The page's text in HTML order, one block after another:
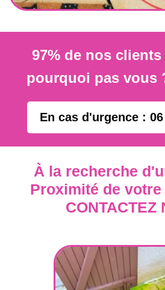
97% de nos
pourquoi pas vous
En cas d'urgence : 06
À la recherche
Proximité de
CONTACTEZ